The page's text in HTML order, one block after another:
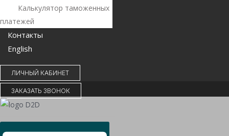
Калькулятор таможенных
платежей
Контакты
English
ЛИЧНЫЙ КАБИНЕТ
ЗАКАЗАТЬ ЗВОНОК